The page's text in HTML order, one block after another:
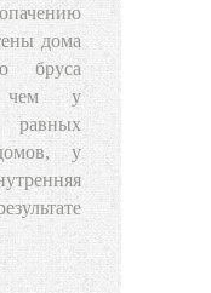
дома
бруса
чем у
у